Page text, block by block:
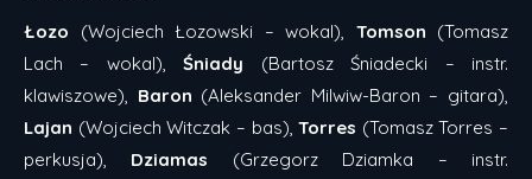
Łozo (Wojciech Łozowski – wokal), Tomson (Tomasz
Lach – wokal),Śniady (Bartosz Śniadecki – instr.
klawiszowe), Baron (Aleksander Milwiw-Baron – gitara),
Lajan (Wojciech Witczak – bas),Torres (Tomasz Torres –
perkusja), Dziamas (Grzegorz Dziamka – instr.